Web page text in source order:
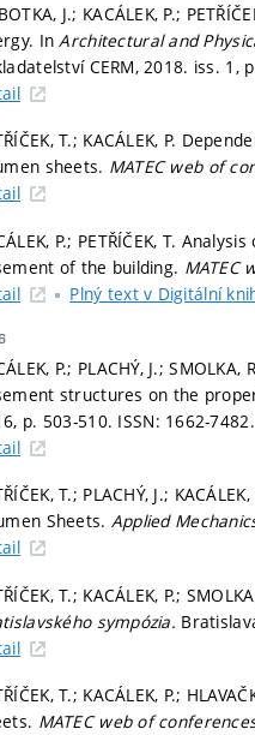
J.; KACÁLEK, P.;
InArchitectural and
CERM, 2018. iss. 1,
T.; KACÁLEK, P.
sheets. MATEC web of
P.; PETŘÍČEK, T.
of the building. MATEC
Plný text v Digitální
P.; PLACHÝ, J.;
structures on the
p. 503-510. ISSN: 1662-7482.
T.; PLACHÝ, J.;
Sheets. Applied
T.; KACÁLEK, P.;
sympózia.
T.; KACÁLEK, P.;
MATEC web of